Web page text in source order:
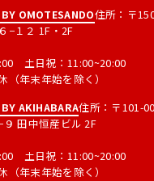
OMOTESANDO住所：〒
−１２ 1F・2F
土日祝：11:00~20:00
（年末年始を除く）
AKIHABARA住所：〒101-
田中恒産ビル 2F
土日祝：11:00~20:00
（年末年始を除く）